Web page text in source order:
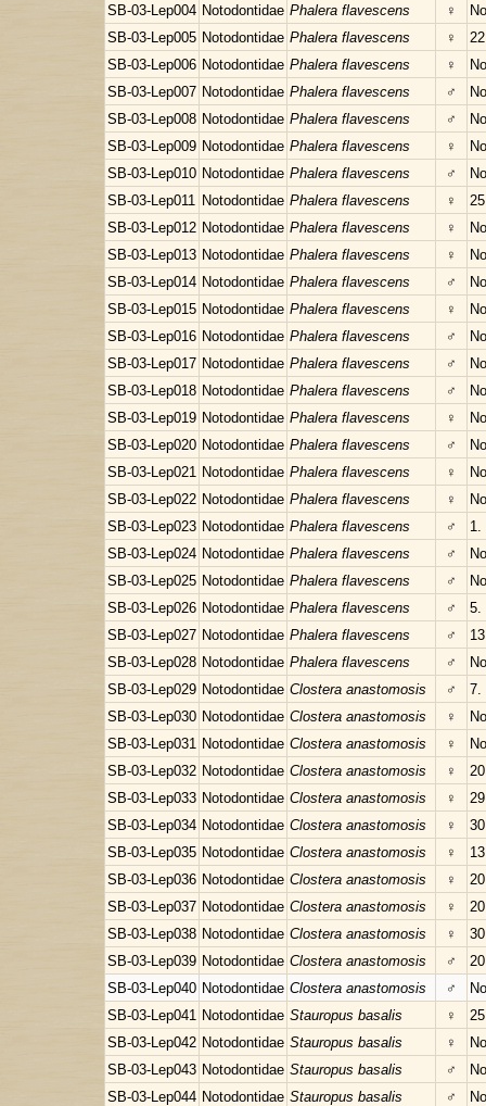
SB-03-Lep004 Notodontidae Phalera flavescens ♀
SB-03-Lep005 Notodontidae Phalera flavescens ♀
SB-03-Lep006 Notodontidae Phalera flavescens ♀
SB-03-Lep007 Notodontidae Phalera flavescens ♂
SB-03-Lep008 Notodontidae Phalera flavescens ♂
SB-03-Lep009 Notodontidae Phalera flavescens ♀
SB-03-Lep010 Notodontidae Phalera flavescens ♂
SB-03-Lep011 Notodontidae Phalera flavescens ♀
SB-03-Lep012 Notodontidae Phalera flavescens ♀
SB-03-Lep013 Notodontidae Phalera flavescens ♀
SB-03-Lep014 Notodontidae Phalera flavescens ♂
SB-03-Lep015 Notodontidae Phalera flavescens ♀
SB-03-Lep016 Notodontidae Phalera flavescens ♂
SB-03-Lep017 Notodontidae Phalera flavescens ♂
SB-03-Lep018 Notodontidae Phalera flavescens ♂
SB-03-Lep019 Notodontidae Phalera flavescens ♀
SB-03-Lep020 Notodontidae Phalera flavescens ♂
SB-03-Lep021 Notodontidae Phalera flavescens ♀
SB-03-Lep022 Notodontidae Phalera flavescens ♀
SB-03-Lep023 Notodontidae Phalera flavescens ♂
1.
SB-03-Lep024 Notodontidae Phalera flavescens ♂
SB-03-Lep025 Notodontidae Phalera flavescens ♂
SB-03-Lep026 Notodontidae Phalera flavescens ♂
5.
SB-03-Lep027 Notodontidae Phalera flavescens ♂
SB-03-Lep028 Notodontidae Phalera flavescens ♂
SB-03-Lep029 Notodontidae Clostera anastomosis ♂
7.
SB-03-Lep030 Notodontidae Clostera anastomosis ♀
SB-03-Lep031 Notodontidae Clostera anastomosis ♀
SB-03-Lep032 Notodontidae Clostera anastomosis ♀
SB-03-Lep033 Notodontidae Clostera anastomosis ♀
SB-03-Lep034 Notodontidae Clostera anastomosis ♀
SB-03-Lep035 Notodontidae Clostera anastomosis ♀
SB-03-Lep036 Notodontidae Clostera anastomosis ♀
SB-03-Lep037 Notodontidae Clostera anastomosis ♀
SB-03-Lep038 Notodontidae Clostera anastomosis ♀
SB-03-Lep039 Notodontidae Clostera anastomosis ♂
SB-03-Lep040 Notodontidae Clostera anastomosis ♂
SB-03-Lep041 Notodontidae Stauropus basalis ♀
SB-03-Lep042 Notodontidae Stauropus basalis ♀
SB-03-Lep043 Notodontidae Stauropus basalis ♂
SB-03-Lep044 Notodontidae Stauropus basalis ♂